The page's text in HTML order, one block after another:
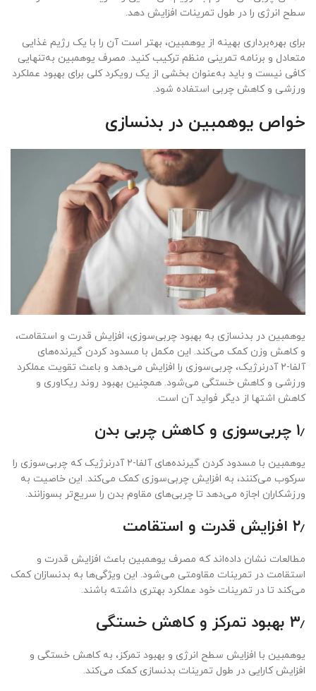
سطح انرژی را در طول تمرینات افزایش دهد.
برای بهره‌برداری بهینه از یوهمبین، بهتر است آن را با یک رژیم غذایی
متعادل و برنامه تمرینی منظم ترکیب کنید. مصرف یوهمبین به‌تنهایی
کافی نیست و باید به‌عنوان بخشی از یک رویکرد کلی برای بهبود عملکرد
ورزشی و کاهش چربی استفاده شود.
خواص یوهمبین در بدنسازی
یوهمبین در بدنسازی به بهبود چربی‌سوزی، افزایش قدرت و استقامت،
و کاهش وزن کمک می‌کند. این مکمل با مسدود کردن گیرنده‌های
آلفا-۲ آدرنرژیک، چربی‌سوزی را افزایش می‌دهد و باعث تقویت عملکرد
ورزشی و کاهش خستگی می‌شود. همچنین بهبود روند ریکاوری و
کاهش اشتها از دیگر فواید آن است.
۱٫ چربی‌سوزی و کاهش چربی بدن
یوهمبین با مسدود کردن گیرنده‌های آلفا-۲ آدرنرژیک که چربی‌سوزی را
سرکوب می‌کنند، به افزایش چربی‌سوزی کمک می‌کند. این خاصیت به
ورزشکاران اجازه می‌دهد تا چربی‌های مقاوم بدن را سریع‌تر بسوزانند.
۲٫ افزایش قدرت و استقامت
مطالعات نشان داده‌اند که مصرف یوهمبین باعث افزایش قدرت و
استقامت در تمرینات مقاومتی می‌شود. این ویژگی‌ها به بدنسازان کمک
می‌کند تا در تمرینات خود عملکرد بهتری داشته باشند.
۳٫ بهبود تمرکز و کاهش خستگی
یوهمبین با افزایش سطح انرژی و بهبود تمرکز، به کاهش خستگی و
افزایش کارایی در طول تمرینات بدنسازی کمک می‌کند.